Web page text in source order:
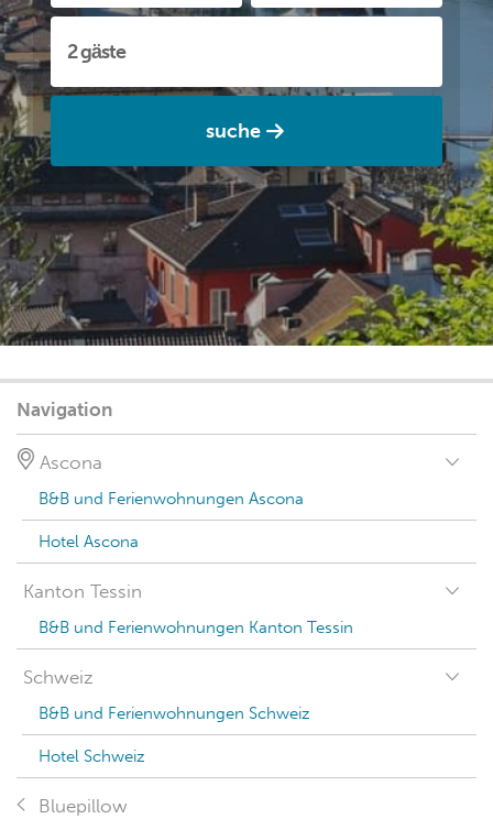
suche
Navigation
Ascona
B&B und Ferienwohnungen Ascona
Hotel Ascona
Kanton Tessin
B&B und Ferienwohnungen Kanton Tessin
Schweiz
B&B und Ferienwohnungen Schweiz
Hotel Schweiz
Bluepillow